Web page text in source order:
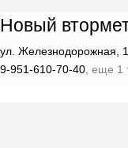
Новый
ул. Железнодорожная, 1
9-951-610-70-40 , еще 1